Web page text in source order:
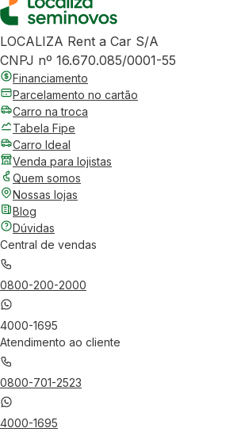
LOCALIZA Rent a Car S/A
CNPJ nº 16.670.085/0001-55
Financiamento
Parcelamento no cartão
Carro na troca
Tabela Fipe
Carro Ideal
Venda para lojistas
Quem somos
Nossas lojas
Blog
Dúvidas
Central de vendas
0800-200-2000
4000-1695
Atendimento ao cliente
0800-701-2523
4000-1695